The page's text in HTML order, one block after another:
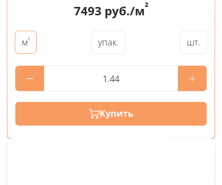
7493 руб./м²
м² упак. шт.
Купить